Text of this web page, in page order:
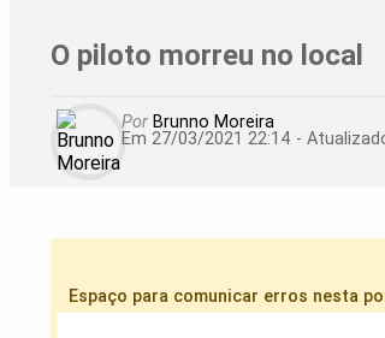
O piloto morreu no local
Por Brunno Moreira
Em 27/03/2021 22:14 -
Espaço para comunicar erros nesta